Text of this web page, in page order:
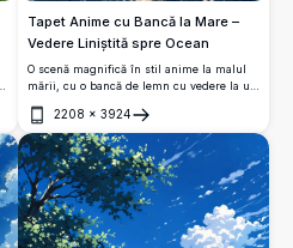
Tapet Anime cu Bancă la Mare –
Vedere Liniștită spre Ocean
O scenă magnifică în stil anime la malul
mării, cu o bancă de lemn cu vedere la un
ocean turcoaz vibrant sub un cer albastru
strălucitor plin de nori albi și pufoși.
Copaci verzi luxurianți și raze de soare
completează acest tapet 4K uimitor.
2208 × 3924
Deschide